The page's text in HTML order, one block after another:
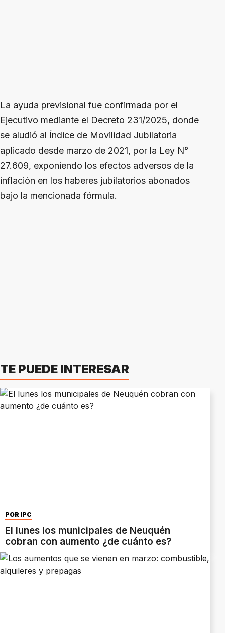
La ayuda previsional fue confirmada por el
Ejecutivo mediante el Decreto 231/2025, donde
se aludió al Índice de Movilidad Jubilatoria
aplicado desde marzo de 2021, por la Ley N°
27.609, exponiendo los efectos adversos de la
inflación en los haberes jubilatorios abonados
bajo la mencionada fórmula.
TE PUEDE INTERESAR
POR IPC
El lunes los municipales de Neuquén
cobran con aumento ¿de cuánto es?